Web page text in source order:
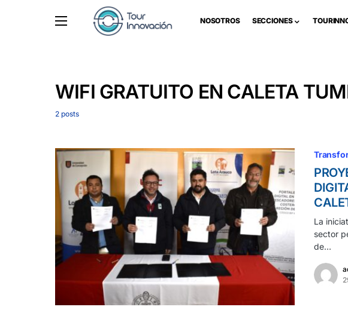
NOSOTROS SECCIONES
WIFI GRATUITO EN CALETA
2 posts
La
sector
de…